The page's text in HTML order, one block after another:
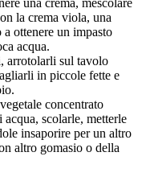
la crema viola, una
ottenere un impasto
acqua.
arrotolarli sul tavolo
in piccole fette e
concentrato
scolarle, metterle
insaporire per un altro
altro gomasio o della